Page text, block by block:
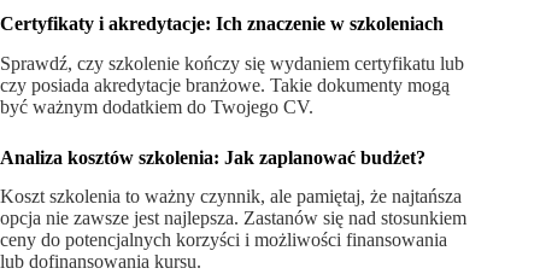
Certyfikaty i akredytacje: Ich znaczenie w szkoleniach
Sprawdź, czy szkolenie kończy się wydaniem certyfikatu lub
czy posiada akredytacje branżowe. Takie dokumenty mogą
być ważnym dodatkiem do Twojego CV.
Analiza kosztów szkolenia: Jak zaplanować budżet?
Koszt szkolenia to ważny czynnik, ale pamiętaj, że najtańsza
opcja nie zawsze jest najlepsza. Zastanów się nad stosunkiem
ceny do potencjalnych korzyści i możliwości finansowania
lub dofinansowania kursu.